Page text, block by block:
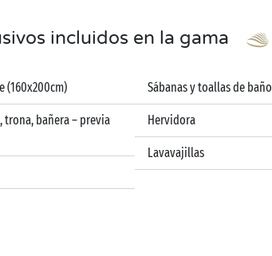
incluidos en la gama
(160x200cm)
trona, bañera – previa
Sábanas y toallas de baño
Hervidora
Lavavajillas